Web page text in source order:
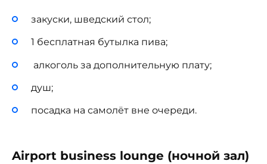
закуски, шведский стол;
1 бесплатная бутылка пива;
алкоголь за дополнительную плату;
душ;
посадка на самолёт вне очереди.
Airport business lounge (ночной зал)